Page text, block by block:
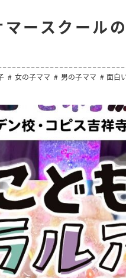
ースクール
女の子ママ 男の子ママ 面白